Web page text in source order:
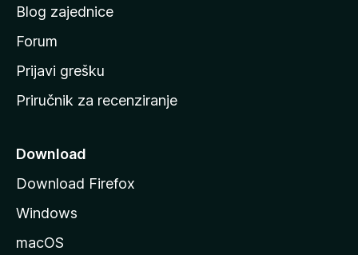
s
t
r
n
c
M
o
Blog zajednice
Forum
Prijavi grešku
Priručnik za recenziranje
Download
Download Firefox
Windows
macOS